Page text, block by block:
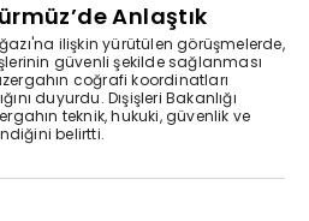
Anlaştık
ilişkin yürütülen görüşmelerde,
güvenli şekilde sağlanması
coğrafi koordinatları
duyurdu. Dışişleri Bakanlığı
teknik, hukuki, güvenlik ve
belirtti.